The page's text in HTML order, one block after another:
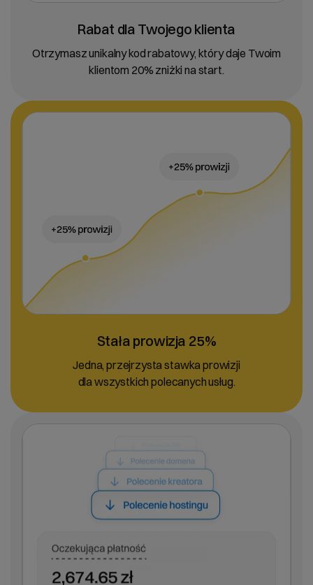
Rabat dla Twojego klienta
Otrzymasz unikalny kod rabatowy, który daje Twoim
klientom 20% zniżki na start.
Stała prowizja 25%
Jedna, przejrzysta stawka prowizji
dla wszystkich polecanych usług.